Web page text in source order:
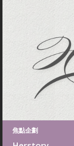
焦點企劃